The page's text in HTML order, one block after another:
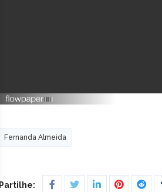
Fernanda Almeida
Partilhe: